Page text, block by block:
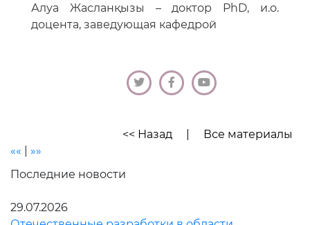
Алуа Жасланқызы – доктор PhD, и.о.
доцента, заведующая кафедрой
<< Назад
Все материалы
««
»»
Последние новости
29.07.2026